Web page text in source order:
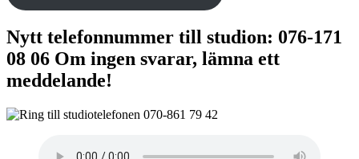
Nytt telefonnummer till studion: 076-171
08 06 Om ingen svarar, lämna ett
meddelande!